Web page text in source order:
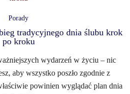
Porady
tradycyjnego dnia ślubu krok
po kroku
wydarzeń w życiu – nic
aby wszystko poszło zgodnie z
powinien wyglądać plan dnia